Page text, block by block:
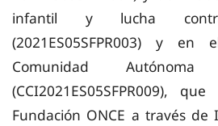
infantil y lucha
(2021ES05SFPR003) y en
Comunidad
(CCI2021ES05SFPR009),
que
Fundación ONCE a través de